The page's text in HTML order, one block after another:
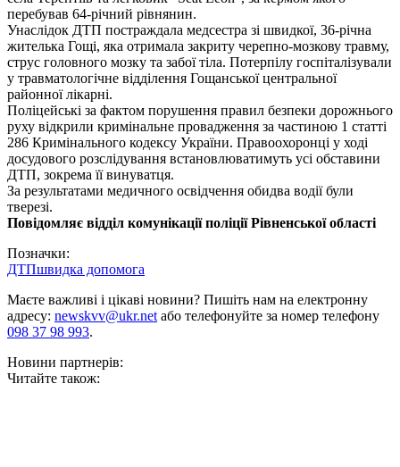
перебував 64-річний рівнянин.
Унаслідок ДТП постраждала медсестра зі швидкої, 36-річна
жителька Гощі, яка отримала закриту черепно-мозкову травму,
струс головного мозку та забої тіла. Потерпілу госпіталізували
у травматологічне відділення Гощанської центральної
районної лікарні.
Поліцейські за фактом порушення правил безпеки дорожнього
руху відкрили кримінальне провадження за частиною 1 статті
286 Кримінального кодексу України. Правоохоронці у ході
досудового розслідування встановлюватимуть усі обставини
ДТП, зокрема її винуватця.
За результатами медичного освідчення обидва водії були
тверезі.
Повідомляє відділ комунікації поліції Рівненської області
Позначки:
ДТПшвидка допомога
Маєте важливі і цікаві новини? Пишіть нам на електронну
адресу: newskvv@ukr.netабо телефонуйте за номер телефону
098 37 98 993.
Новини партнерів:
Читайте також: